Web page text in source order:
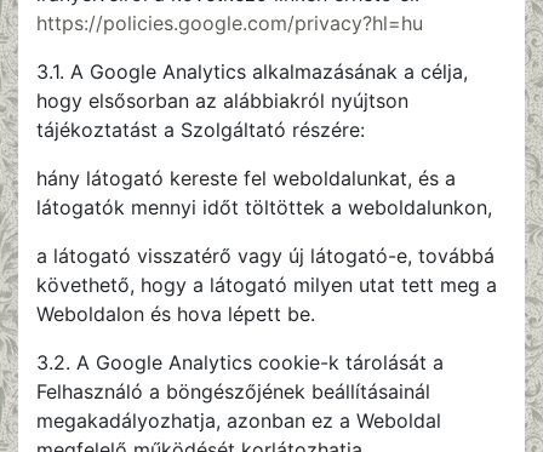
https://policies.google.com/privacy?hl=hu
3.1. A Google Analytics alkalmazásának a célja,
hogy elsősorban az alábbiakról nyújtson
tájékoztatást a Szolgáltató részére:
hány látogató kereste fel weboldalunkat, és a
látogatók mennyi időt töltöttek a weboldalunkon,
a látogató visszatérő vagy új látogató-e, továbbá
követhető, hogy a látogató milyen utat tett meg a
Weboldalon és hova lépett be.
3.2. A Google Analytics cookie-k tárolását a
Felhasználó a böngészőjének beállításainál
megakadályozhatja, azonban ez a Weboldal